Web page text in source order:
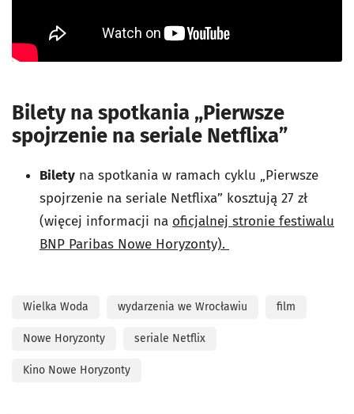
Bilety na spotkania „Pierwsze
spojrzenie na seriale Netflixa”
Bilety na spotkania w ramach cyklu „Pierwsze
spojrzenie na seriale Netflixa” kosztują 27 zł
(więcej informacji na oficjalnej stronie festiwalu
BNP Paribas Nowe Horyzonty).
Wielka Woda wydarzenia we Wrocławiu film
Nowe Horyzonty seriale Netflix
Kino Nowe Horyzonty